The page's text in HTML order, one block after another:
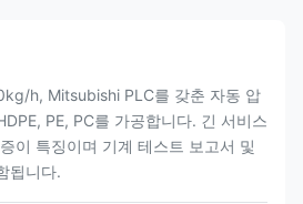
h, Mitsubishi PLC를 갖춘 자동 압
PE, PC를 가공합니다. 긴 서비스
이 특징이며 기계 테스트 보고서 및
됩니다.